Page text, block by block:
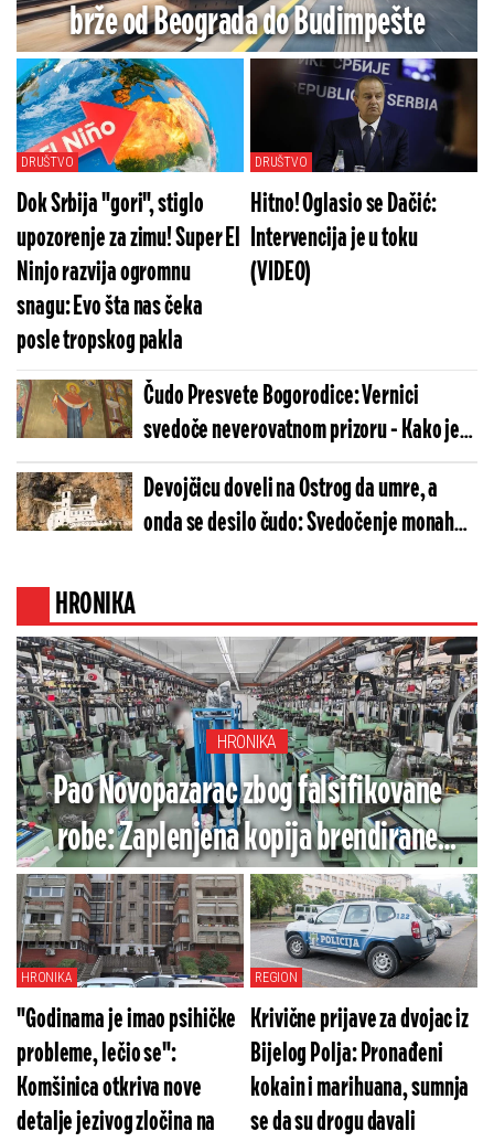
brže od Beograda do Budimpešte
DRUŠTVO
Dok Srbija "gori", stiglo
upozorenje za zimu! Super El
Ninjo razvija ogromnu
snagu: Evo šta nas čeka
posle tropskog pakla
DRUŠTVO
Hitno! Oglasio se Dačić:
Intervencija je u toku
(VIDEO)
Čudo Presvete Bogorodice: Vernici
svedoče neverovatnom prizoru - Kako je
ovo moguće? (FOTO)
Devojčicu doveli na Ostrog da umre, a
onda se desilo čudo: Svedočenje monaha o
HRONIKA
HRONIKA
Pao Novopazarac zbog falsifikovane
robe: Zaplenjena kopija brendirane
robe vredna više od 13,6 miliona dinara
HRONIKA
"Godinama je imao psihičke
probleme, lečio se":
Komšinica otkriva nove
detalje jezivog zločina na
REGION
Krivične prijave za dvojac iz
Bijelog Polja: Pronađeni
kokain i marihuana, sumnja
se da su drogu davali